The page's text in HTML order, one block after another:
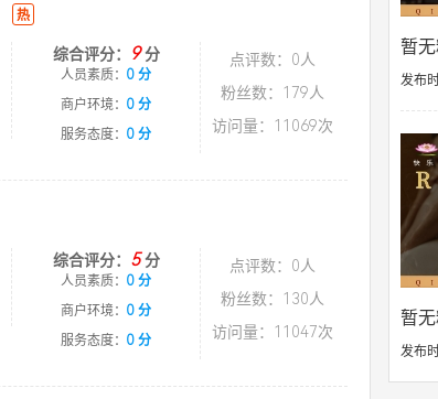
热
综合评分： 9分
人员素质： 0 分
商户环境： 0 分
服务态度： 0 分
点评数：0人
粉丝数：179人
访问量：11069次
综合评分： 5分
人员素质： 0 分
商户环境： 0 分
服务态度： 0 分
点评数：0人
粉丝数：130人
访问量：11047次
暂无
发布
暂无
发布